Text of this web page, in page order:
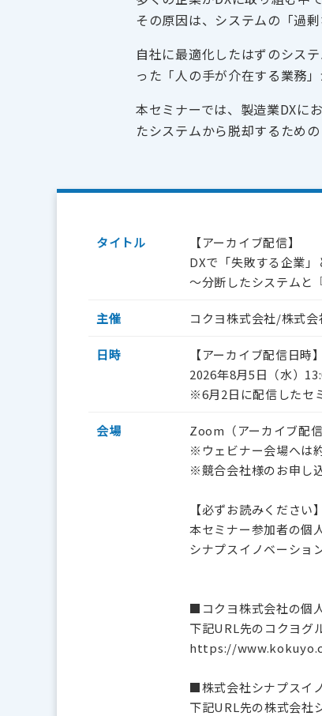
その原因は、システムの「過
自社に最適化したはずのシス
った「人の手が介在する業務
本セミナーでは、製造業DXに
たシステムから脱却するため
タイトル
【アーカイブ配信】
DXで「失敗する企業
〜分断したシステムと
主催 コクヨ株式会社/株式
日時
【アーカイブ配信日時】
2026年8月5日（水）
※6月2日に配信したセ
会場
Zoom（アーカイブ配信
※ウェビナー会場へは
※競合会社様のお申し
【必ずお読みください】
本セミナー参加者の個
シナプスイノベーショ
■コクヨ株式会社の個
下記URL先のコクヨグ
https://
■株式会社シナプスイ
下記URL先の株式会社